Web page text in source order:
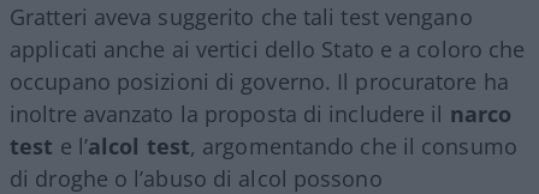
Gratteri aveva suggerito che tali test vengano
applicati anche ai vertici dello Stato e a coloro che
occupano posizioni di governo. Il procuratore ha
inoltre avanzato la proposta di includere il narco
test e l’alcol test, argomentando che il consumo
di droghe o l’abuso di alcol possono